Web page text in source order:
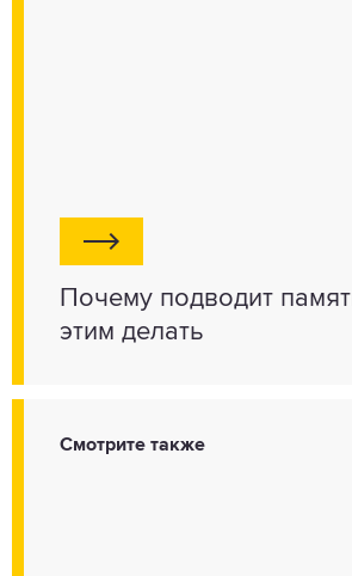
Почему подводит
этим делать
Смотрите также